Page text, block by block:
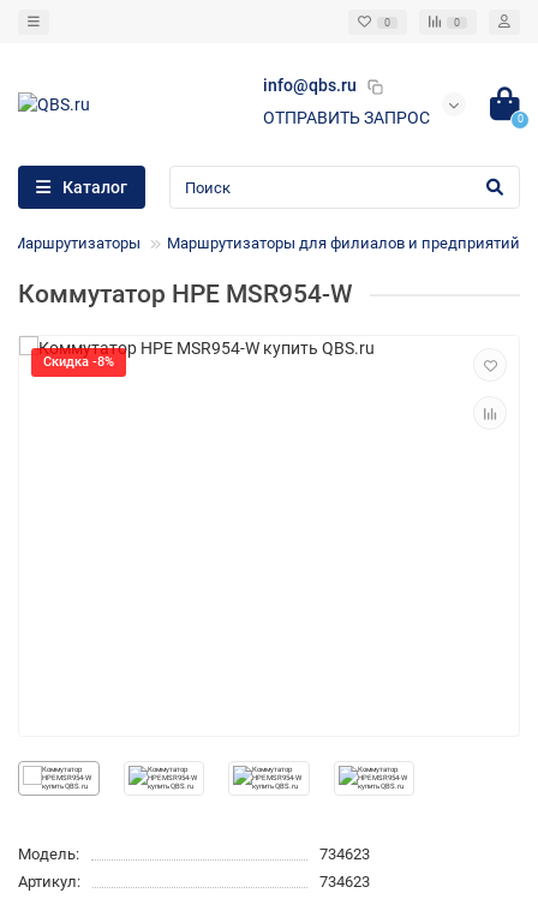
0 0
info@qbs.ru
ОТПРАВИТЬ ЗАПРОС
0
Каталог
Маршрутизаторы Маршрутизаторы для филиалов и предприятий
Коммутатор HPE MSR954-W
Скидка -8%
Модель:
734623
Артикул:
734623